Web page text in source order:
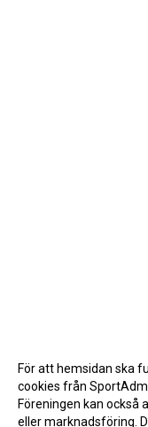
För att hemsidan ska
cookies från
Föreningen kan också
eller marknadsföring.